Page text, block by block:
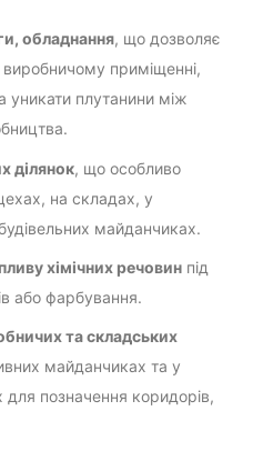
обладнання, що дозволяє
приміщенні,
уникати плутанини між
ділянок, що особливо
на складах, у
майданчиках.
хімічних речовин під
або фарбування.
та складських
майданчиках та у
позначення коридорів,